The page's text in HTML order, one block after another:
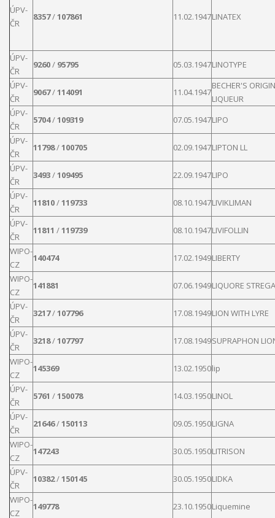
ÚPV-
ČR
8357/107861 11.02.1947LINATEX
ÚPV-
ČR
9260/ 95795 05.03.1947LINOTYPE
ÚPV-
ČR
9067/114091 11.04.1947
BECHER'S
LIQUEUR
ÚPV-
ČR
5704/109319 07.05.1947LIPO
ÚPV-
ČR
11798/100705 02.09.1947LIPTON LL
ÚPV-
ČR
3493/109495 22.09.1947LIPO
ÚPV-
ČR
11810/119733 08.10.1947LIVIKLIMAN
ÚPV-
ČR
11811 /119739 08.10.1947LIVIFOLLIN
WIPO-
CZ
140474 17.02.1949LIBERTY
WIPO-
CZ
141881 07.06.1949LIQUORE STREGA
ÚPV-
ČR
3217/107796 17.08.1949LION WITH LYRE
ÚPV-
ČR
3218/107797 17.08.1949SUPRAPHON
WIPO-
CZ
145369 13.02.1950lip
ÚPV-
ČR
5761 /150078 14.03.1950LINOL
ÚPV-
ČR
21646/150113 09.05.1950LIGNA
WIPO-
CZ
147243 30.05.1950LITRISON
ÚPV-
ČR
10382/150145 30.05.1950LIDKA
WIPO-
CZ
149778 23.10.1950Liquemine